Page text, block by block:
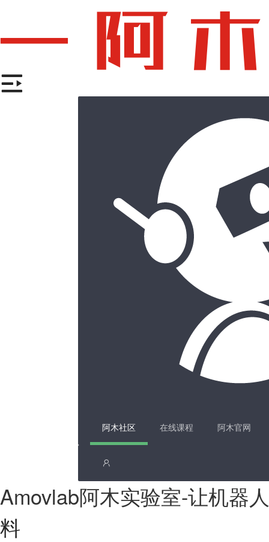
阿木社区 在线课程 阿木官网
Amovlab阿木实验室-让机器
料